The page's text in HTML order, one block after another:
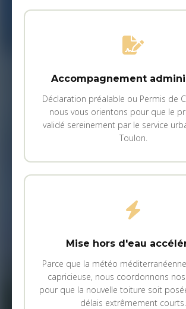
Accompagnement
Déclaration préalable ou Permis de
nous vous orientons pour que le
validé sereinement par le service
Toulon.
Mise hors d'eau
Parce que la météo
capricieuse, nous coordonnons
pour que la nouvelle toiture soit
délais extrêmement courts.